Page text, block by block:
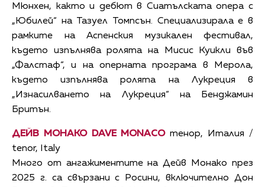
Мюнхен, както и дебют в Сиатълската опера с
„Юбилей“ на Тазуел Томпсън. Специализирала е в
рамките на Аспенския музикален фестивал,
където изпълнява ролята на Мисис Куикли във
„Фалстаф“, и на оперната програма в Мерола,
където изпълнява ролята на Лукреция в
„Изнасилването на Лукреция“ на Бенджамин
Бритън.
ДЕЙВ МОНАКО DAVE MONACOтенор, Италия /
tenor, Italy
Много от ангажиментите на Дейв Монако през
2025 г. са свързани с Росини, включително Дон